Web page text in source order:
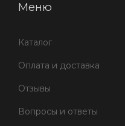
Меню
Каталог
Оплата и доставка
Отзывы
Вопросы и ответы